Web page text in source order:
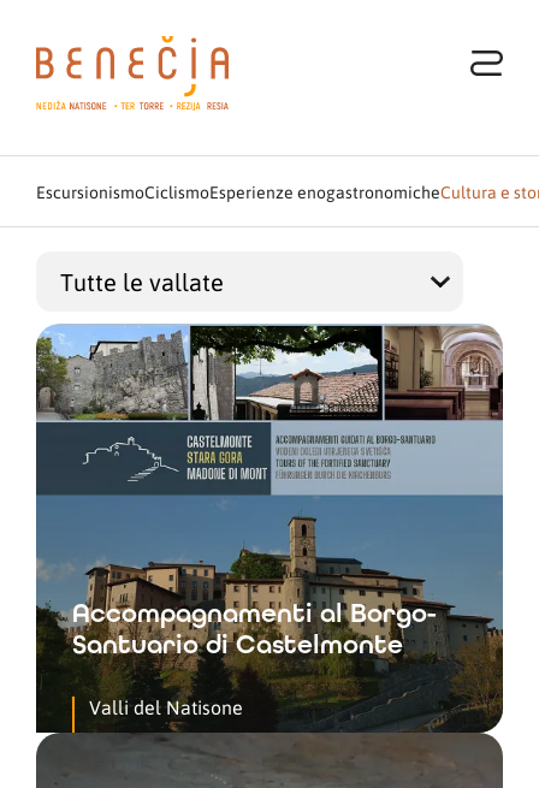
EscursionismoCiclismoEsperienze enogastronomicheCultura e
Accompagnamenti al Borgo-
Santuario di Castelmonte
Valli del Natisone